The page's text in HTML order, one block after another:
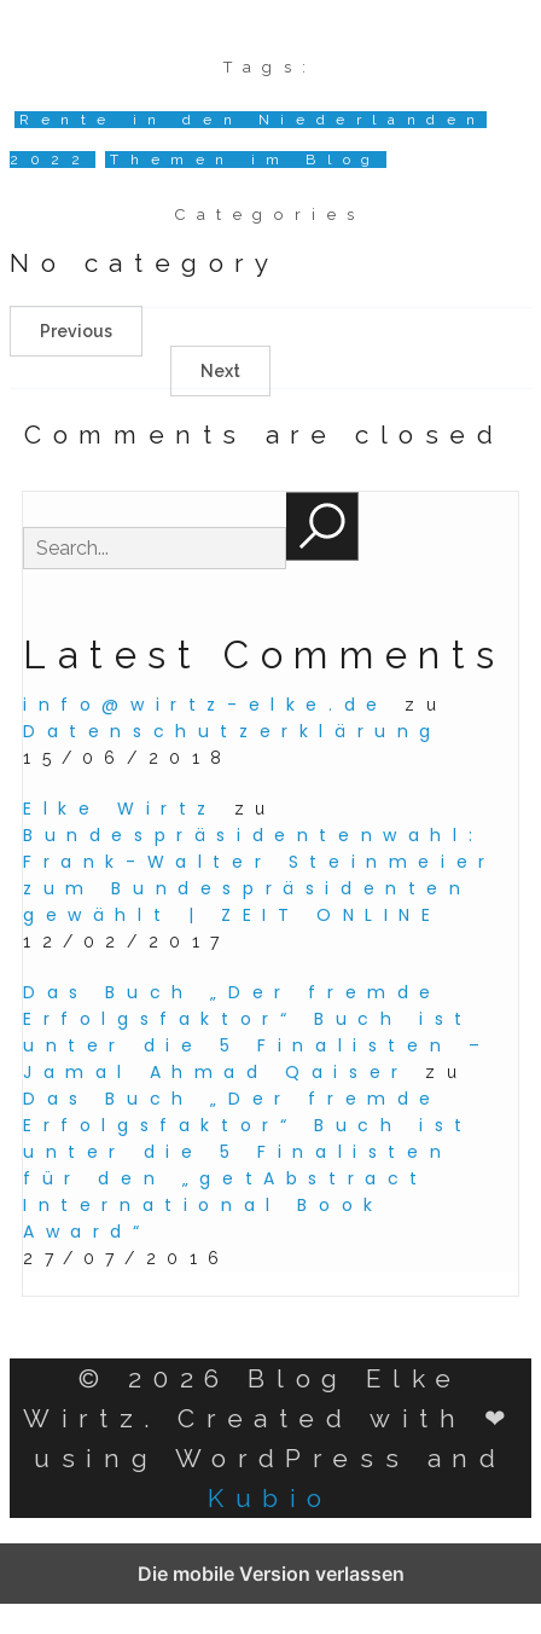
Tags:
Rente in den Niederlanden
2022 Themen im Blog
Categories
No category
Previous
Next
Comments are closed
Latest Comments
info@wirtz-elke.de zu
Datenschutzerklärung
15/06/2018
Elke Wirtz zu
Bundespräsidentenwahl:
Frank-Walter Steinmeier
zum Bundespräsidenten
gewählt | ZEIT ONLINE
12/02/2017
Das Buch „Der fremde
Erfolgsfaktor“ Buch ist
unter die 5 Finalisten –
Jamal Ahmad Qaiser
zu
Das Buch „Der fremde
Erfolgsfaktor“ Buch ist
unter die 5 Finalisten
für den „getAbstract
International Book
Award“
27/07/2016
© 2026 Blog Elke
Wirtz. Created with ❤
using WordPress and
Kubio
Die mobile Version verlassen